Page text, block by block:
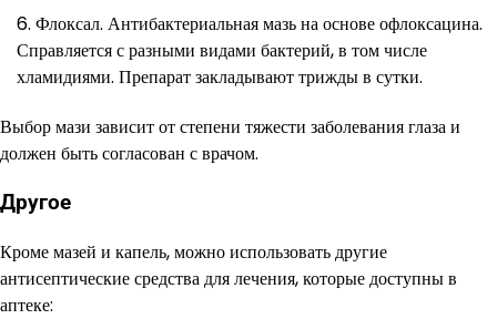
Флоксал. Антибактериальная мазь на основе офлоксацина.
Справляется с разными видами бактерий, в том числе
хламидиями. Препарат закладывают трижды в сутки.
Выбор мази зависит от степени тяжести заболевания глаза и
должен быть согласован с врачом.
Другое
Кроме мазей и капель, можно использовать другие
антисептические средства для лечения, которые доступны в
аптеке: